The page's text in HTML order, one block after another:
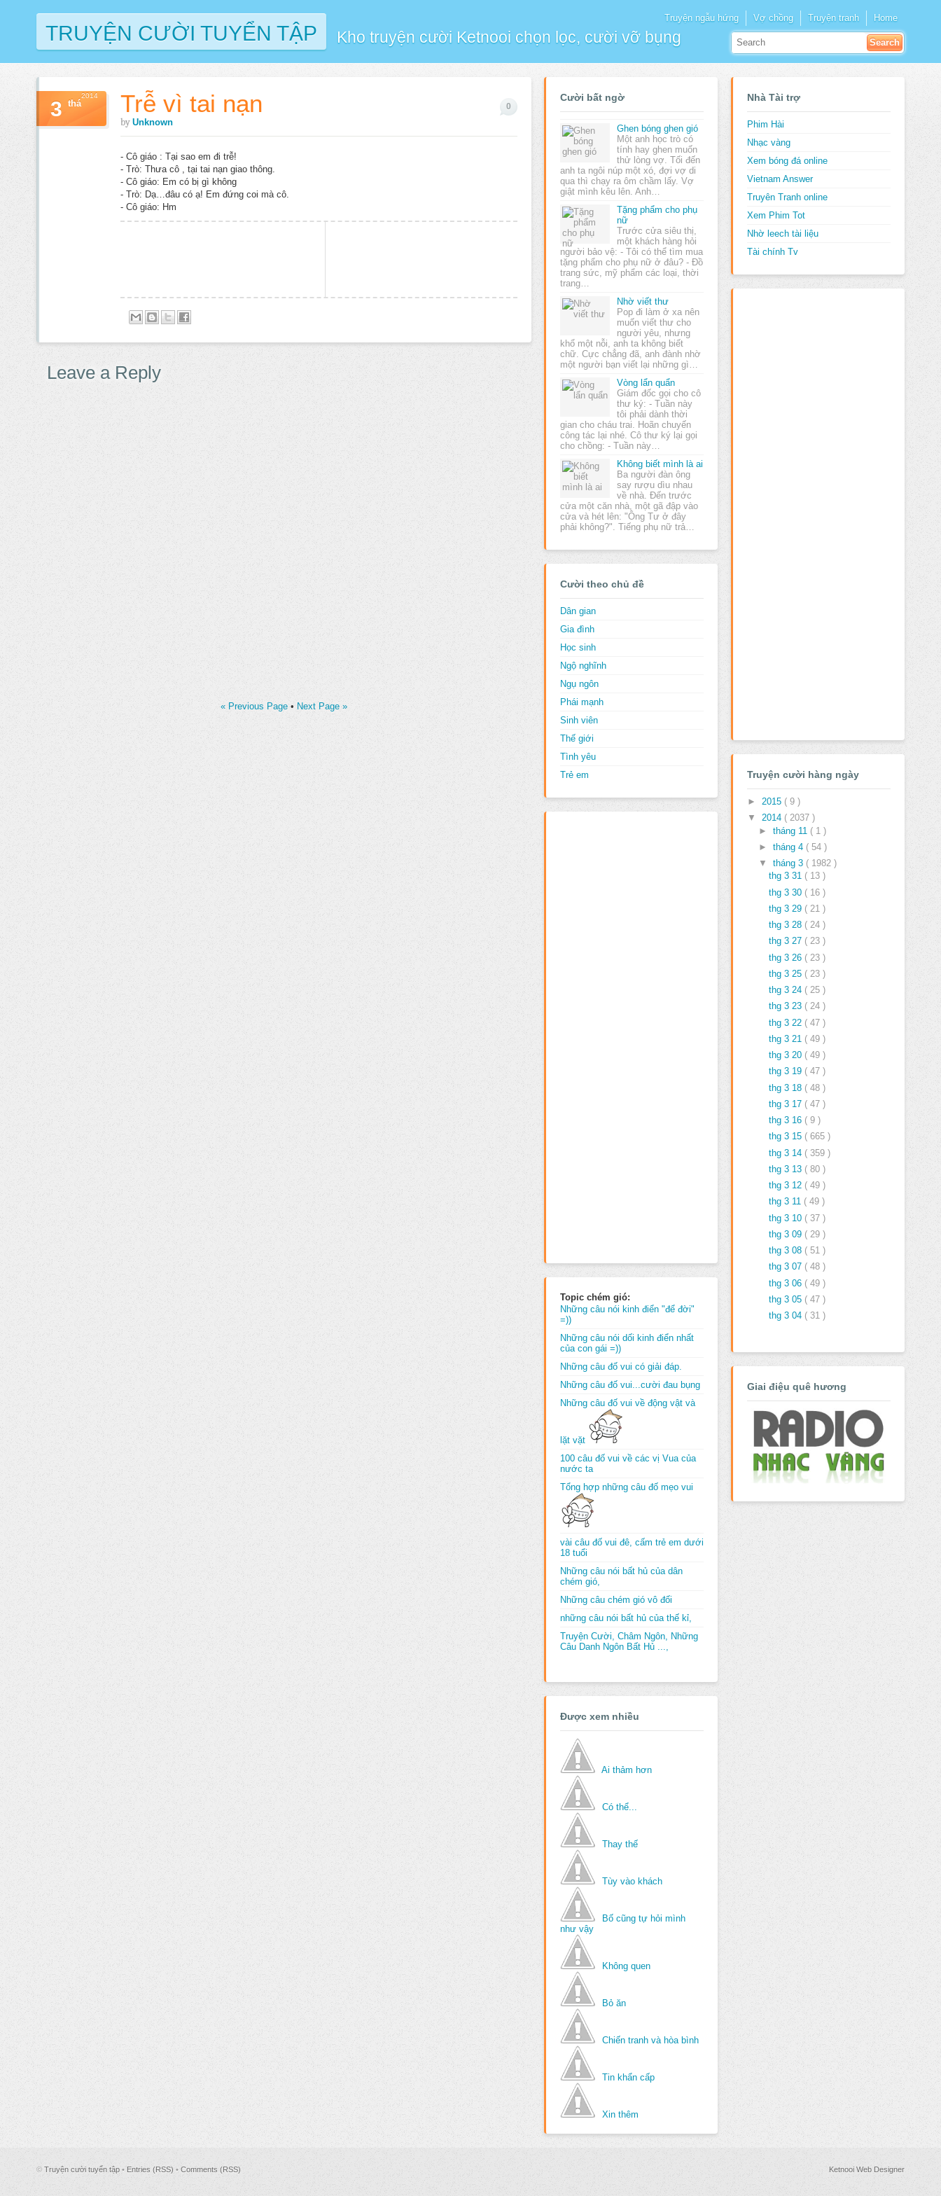
TRUYỆN CƯỜI TUYỂN TẬP Kho truyện cười Ketnooi chọn lọc, cười vỡ bụng
Truyện ngẫu hứng Vợ chồng Truyện tranh Home
Trễ vì tai nạn
by Unknown
3 thá
2014
0
- Cô giáo : Tại sao em đi trễ!
- Trò: Thưa cô , tại tai nạn giao thông.
- Cô giáo: Em có bị gì không
- Trò: Dạ…đâu có ạ! Em đứng coi mà cô.
- Cô giáo: Hm
Leave a Reply
« Previous Page• Next Page »
Cười bất ngờ
Ghen bóng ghen gió
Một anh học trò có
tính hay ghen muốn
thử lòng vợ. Tối đến
anh ta ngôi núp một xó, đợi vợ di
qua thì chạy ra ôm chầm lấy. Vợ
giật mình kêu lên. Anh…
Tặng phẩm cho phụ
nữ
Trước cửa siêu thị,
một khách hàng hỏi
người bảo vệ: - Tôi có thể tìm mua
tặng phẩm cho phụ nữ ở đâu? - Đồ
trang sức, mỹ phẩm các loại, thời
trang…
Nhờ viết thư
Pop đi làm ở xa nên
muốn viết thư cho
người yêu, nhưng
khổ một nỗi, anh ta không biết
chữ. Cực chẳng đã, anh đành nhờ
một người bạn viết lại những gì…
Vòng lẩn quẩn
Giám đốc gọi cho cô
thư ký: - Tuần này
tôi phải dành thời
gian cho cháu trai. Hoãn chuyến
công tác lại nhé. Cô thư ký lại gọi
cho chồng: - Tuần này…
Không biết mình là ai
Ba người đàn ông
say rượu dìu nhau
về nhà. Đến trước
cửa một căn nhà, một gã đập vào
cửa và hét lên: "Ông Tư ở đây
phải không?". Tiếng phụ nữ trả…
Cười theo chủ đề
Dân gian
Gia đình
Học sinh
Ngộ nghĩnh
Ngụ ngôn
Phái mạnh
Sinh viên
Thế giới
Tình yêu
Trẻ em
Topic chém gió:
Những câu nói kinh điển "để đời"
=))
Những câu nói dối kinh điển nhất
của con gái =))
Những câu đố vui có giải đáp.
Những câu đố vui...cười đau bụng
Những câu đố vui về động vật và
lặt vặt
100 câu đố vui về các vị Vua của
nước ta
Tổng hợp những câu đố mẹo vui
vài câu đố vui đê, cấm trẻ em dưới
18 tuổi
Những câu nói bất hủ của dân
chém gió,
Những câu chém gió vô đối
những câu nói bất hủ của thế kỉ,
Truyện Cười, Châm Ngôn, Những
Câu Danh Ngôn Bất Hủ ...,
Được xem nhiều
Ai thảm hơn
Có thể...
Thay thế
Tùy vào khách
Bố cũng tự hỏi mình
như vậy
Không quen
Bỏ ăn
Chiến tranh và hòa bình
Tin khẩn cấp
Xin thêm
Nhà Tài trợ
Phim Hài
Nhạc vàng
Xem bóng đá online
Vietnam Answer
Truyên Tranh online
Xem Phim Tot
Nhờ leech tài liệu
Tài chính Tv
Truyện cười hàng ngày
► 2015 ( 9 )
▼ 2014 ( 2037 )
► tháng 11 ( 1 )
► tháng 4 ( 54 )
▼ tháng 3 ( 1982 )
thg 3 31 ( 13 )
thg 3 30 ( 16 )
thg 3 29 ( 21 )
thg 3 28 ( 24 )
thg 3 27 ( 23 )
thg 3 26 ( 23 )
thg 3 25 ( 23 )
thg 3 24 ( 25 )
thg 3 23 ( 24 )
thg 3 22 ( 47 )
thg 3 21 ( 49 )
thg 3 20 ( 49 )
thg 3 19 ( 47 )
thg 3 18 ( 48 )
thg 3 17 ( 47 )
thg 3 16 ( 9 )
thg 3 15 ( 665 )
thg 3 14 ( 359 )
thg 3 13 ( 80 )
thg 3 12 ( 49 )
thg 3 11 ( 49 )
thg 3 10 ( 37 )
thg 3 09 ( 29 )
thg 3 08 ( 51 )
thg 3 07 ( 48 )
thg 3 06 ( 49 )
thg 3 05 ( 47 )
thg 3 04 ( 31 )
Giai điệu quê hương
© Truyện cười tuyển tập • Entries (RSS) • Comments (RSS) Ketnooi Web Designer